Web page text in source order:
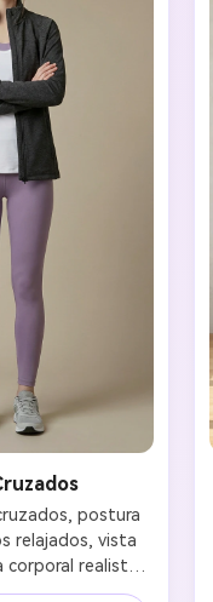
postura
relajados, vista
realista,
coherentes,